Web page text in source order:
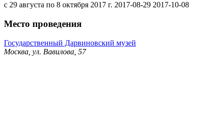
с 29 августа по 8 октября 2017 г. 2017-08-29 2017-10-08
Место проведения
Государственный Дарвиновский музей
Москва, ул. Вавилова, 57